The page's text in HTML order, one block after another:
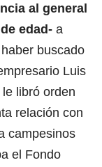
al general
edad- a
buscado
Luis
libró orden
relación con
campesinos
el Fondo